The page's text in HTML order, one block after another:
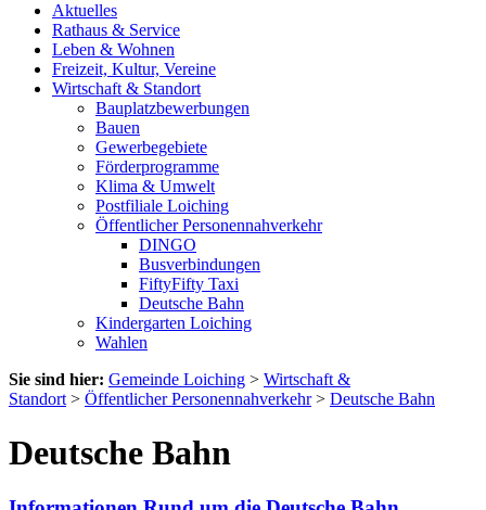
Aktuelles
Rathaus & Service
Leben & Wohnen
Freizeit, Kultur, Vereine
Wirtschaft & Standort
Bauplatzbewerbungen
Bauen
Gewerbegebiete
Förderprogramme
Klima & Umwelt
Postfiliale Loiching
Öffentlicher Personennahverkehr
DINGO
Busverbindungen
FiftyFifty Taxi
Deutsche Bahn
Kindergarten Loiching
Wahlen
Sie sind hier: Gemeinde Loiching > Wirtschaft &
Standort > Öffentlicher Personennahverkehr> Deutsche Bahn
Deutsche Bahn